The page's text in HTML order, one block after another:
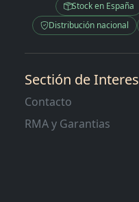
Stock en España
Distribución nacional
Sectión de Interes
Contacto
RMA y Garantias